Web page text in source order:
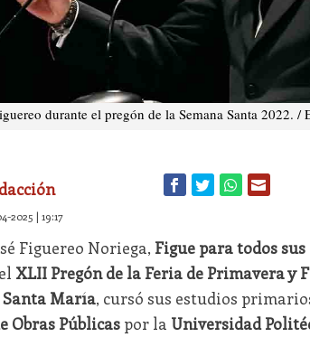
durante el pregón de la Semana Santa 2022. /
2025 | 19:17
Figuereo Noriega, Figue para todos
XLII Pregón de la Feria de Primavera y
Santa María, cursó sus estudios
Obras Públicaspor la Universidad